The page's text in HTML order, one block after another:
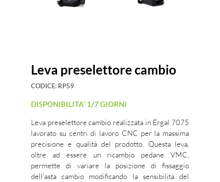
Leva preselettore cambio
CODICE: RP59
DISPONIBILITA' 1/7 GIORNI
Leva preselettore cambio realizzata in Ergal 7075
lavorato su centri di lavoro CNC per la massima
precisione e qualità del prodotto. Questa leva,
oltre ad essere un ricambio pedane VMC,
permette di variare la posizione di fissaggio
dell'asta cambio modificando la sensibilità del